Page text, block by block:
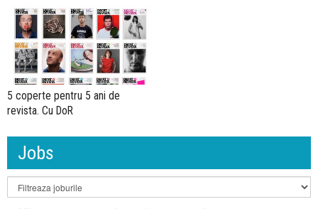
5 coperte pentru 5 ani de
revista. Cu DoR
Jobs